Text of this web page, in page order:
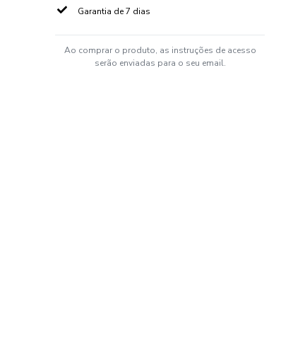
Garantia de 7 dias
Ao comprar o produto, as instruções de acesso
serão enviadas para o seu email.